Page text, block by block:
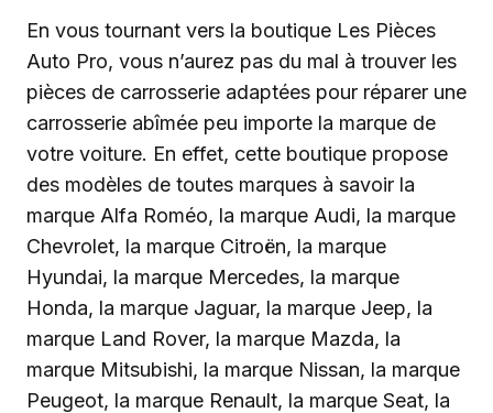
En vous tournant vers la boutique Les Pièces
Auto Pro, vous n’aurez pas du mal à trouver les
pièces de carrosserie adaptées pour réparer une
carrosserie abîmée peu importe la marque de
votre voiture. En effet, cette boutique propose
des modèles de toutes marques à savoir la
marque Alfa Roméo, la marque Audi, la marque
Chevrolet, la marque Citroën, la marque
Hyundai, la marque Mercedes, la marque
Honda, la marque Jaguar, la marque Jeep, la
marque Land Rover, la marque Mazda, la
marque Mitsubishi, la marque Nissan, la marque
Peugeot, la marque Renault, la marque Seat, la